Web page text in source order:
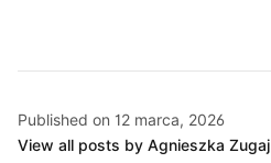
Published on 12 marca, 2026
View all posts by Agnieszka Zugaj